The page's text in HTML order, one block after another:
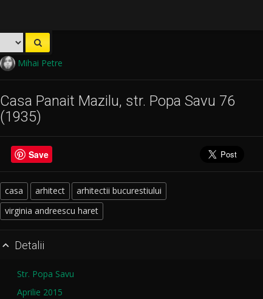
Mihai Petre
Casa Panait Mazilu, str. Popa Savu 76
(1935)
Save
casa arhitect
arhitectii bucurestiului
virginia andreescu haret
 Detalii
Str. Popa Savu
Aprilie 2015